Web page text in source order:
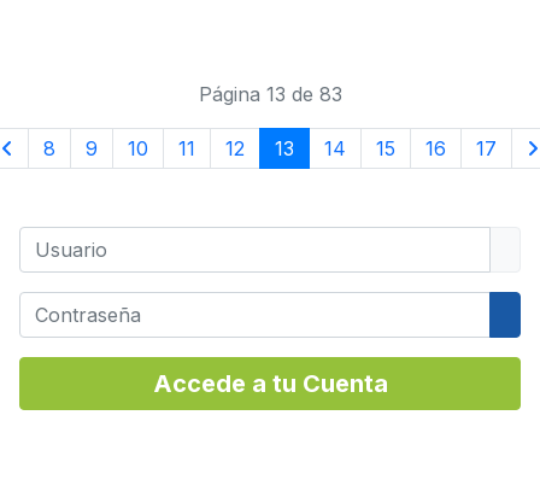
Página 13 de 83
8 9 10 11 12 13 14 15 16 17
Usuario
Contraseña
Accede a tu Cuenta